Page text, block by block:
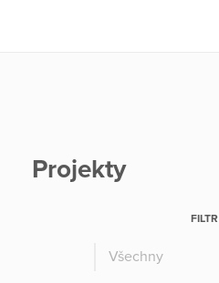
Projekty
FILTR
Všechny